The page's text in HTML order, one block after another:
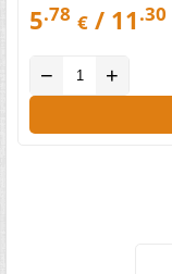
5.78 € / 11 .30
− +